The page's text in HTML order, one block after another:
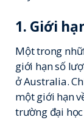
1. Giới
Một trong
giới hạn số
ở Australia.
một giới hạn
trường đại